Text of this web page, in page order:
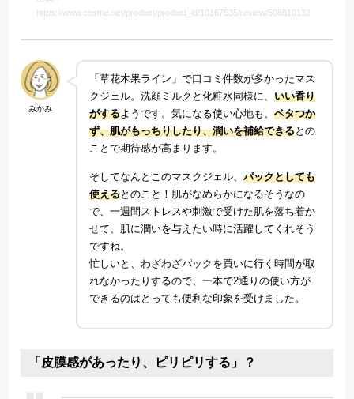
https://www.cosme.net/product/product_id/10167535/review/508610132
みかみ
「草花木果ライン」で口コミ件数が多かったマス
クジェル。洗顔ミルクと化粧水同様に、いい香り
がするようです。気になる使い心地も、ベタつか
ず、肌がもっちりしたり、潤いを補給できるとの
ことで期待感が高まります。
そしてなんとこのマスクジェル、パックとしても
使えるとのこと！肌がなめらかになるそうなの
で、一週間ストレスや刺激で受けた肌を落ち着か
せて、肌に潤いを与えたい時に活躍してくれそう
ですね。
忙しいと、わざわざパックを買いに行く時間が取
れなかったりするので、一本で2通りの使い方が
できるのはとっても便利な印象を受けました。
「皮膜感があったり、ピリピリする」？